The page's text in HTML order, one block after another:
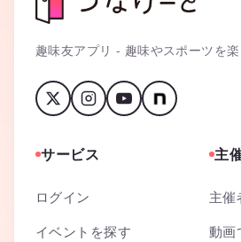
趣味友アプリ - 趣味やスポーツを楽
サービス
ログイン
イベントを探す
主
主催
動画